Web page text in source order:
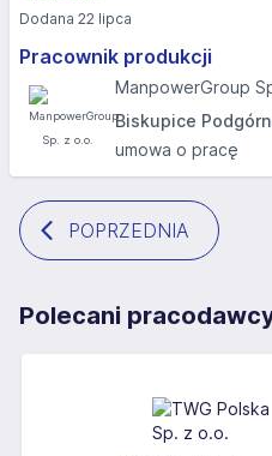
Pracownik produkcji
ManpowerGroup
Biskupice
umowa o pracę
Dodana 22 lipca
POPRZEDNIA
Polecani